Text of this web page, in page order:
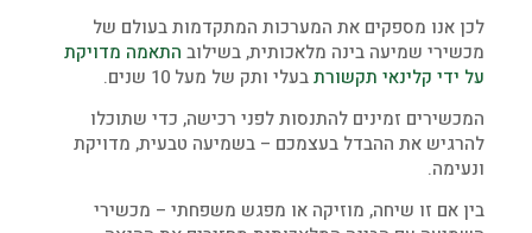
לכן אנו מספקים את המערכות המתקדמות בעולם של
מכשירי שמיעה בינה מלאכותית, בשילוב התאמה מדויקת
על ידי קלינאי תקשורתבעלי ותק של מעל 10 שנים.
המכשירים זמינים להתנסות לפני רכישה, כדי שתוכלו
להרגיש את ההבדל בעצמכם – בשמיעה טבעית, מדויקת
ונעימה.
בין אם זו שיחה, מוזיקה או מפגש משפחתי – מכשירי